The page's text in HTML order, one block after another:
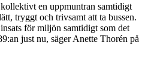
en uppmuntran samtidigt
tryggt och trivsamt att ta bussen.
för miljön samtidigt som det
just nu, säger Anette Thorén på